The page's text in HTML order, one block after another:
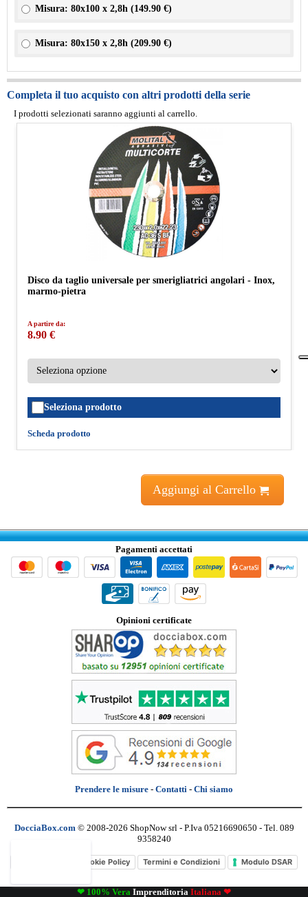
Misura: 80x100 x 2,8h (149.90 €)
Misura: 80x150 x 2,8h (209.90 €)
Completa il tuo acquisto con altri prodotti della serie
I prodotti selezionati saranno aggiunti al carrello.
Disco da taglio universale per smerigliatrici angolari - Inox,
marmo-pietra
A partire da:
8.90 €
Seleziona prodotto
Scheda prodotto
Aggiungi al Carrello
Pagamenti accettati
Opinioni certificate
Prendere le misure - Contatti - Chi siamo
DocciaBox.com © 2008-2026 ShopNow srl - P.Iva 05216690650 - Tel. 089
9358240
Cookie Policy Termini e Condizioni Modulo DSAR
❤ 100% Vera Imprenditoria Italiana ❤